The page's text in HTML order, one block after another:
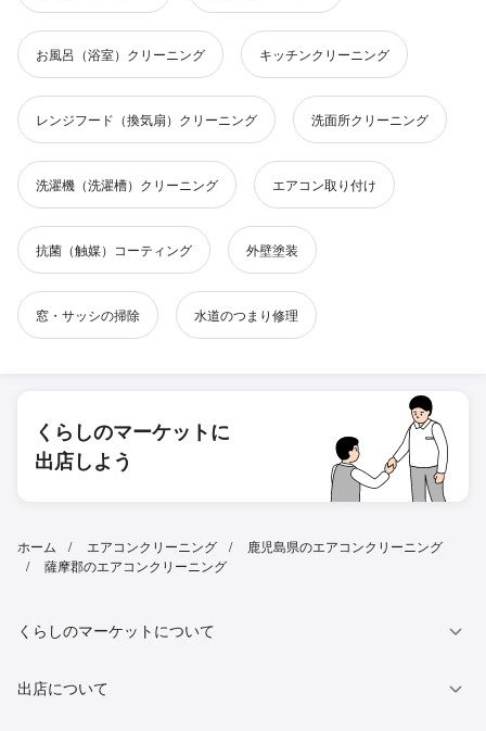
お風呂（浴室）クリーニング キッチンクリーニング
レンジフード（換気扇）クリーニング 洗面所クリーニング
洗濯機（洗濯槽）クリーニング エアコン取り付け
抗菌（触媒）コーティング 外壁塗装
窓・サッシの掃除 水道のつまり修理
くらしのマーケットに
出店しよう
ホーム エアコンクリーニング
鹿児島県のエアコンクリーニング
薩摩郡のエアコンクリーニング
くらしのマーケットについて
出店について